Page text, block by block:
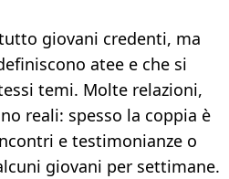
giovani credenti, ma
atee e che si
temi. Molte relazioni,
reali: spesso la coppia è
e testimonianze o
giovani per settimane.